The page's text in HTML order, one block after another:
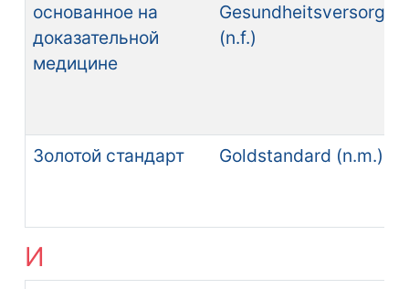
основанное на
доказательной
медицине
(n.f.)
Золотой стандарт Goldstandard (n.m.)
И